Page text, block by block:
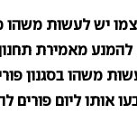
יש לעשות משהו
מאמירת
משהו בסגנון
אותו ליום